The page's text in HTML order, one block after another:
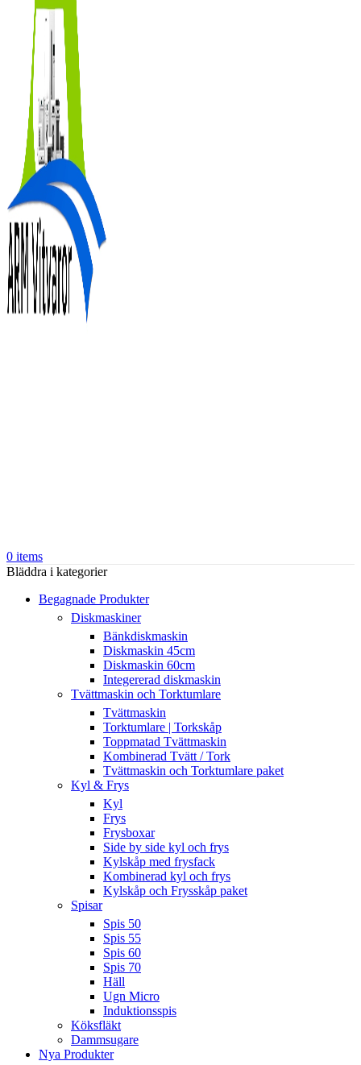
0 items
Bläddra i kategorier
Begagnade Produkter
Diskmaskiner
Bänkdiskmaskin
Diskmaskin 45cm
Diskmaskin 60cm
Integererad diskmaskin
Tvättmaskin och Torktumlare
Tvättmaskin
Torktumlare | Torkskåp
Toppmatad Tvättmaskin
Kombinerad Tvätt / Tork
Tvättmaskin och Torktumlare paket
Kyl & Frys
Kyl
Frys
Frysboxar
Side by side kyl och frys
Kylskåp med frysfack
Kombinerad kyl och frys
Kylskåp och Frysskåp paket
Spisar
Spis 50
Spis 55
Spis 60
Spis 70
Häll
Ugn Micro
Induktionsspis
Köksfläkt
Dammsugare
Nya Produkter